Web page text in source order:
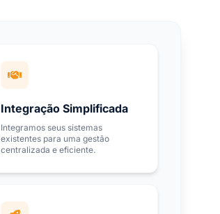
Integração Simplificada
Integramos seus sistemas
existentes para uma gestão
centralizada e eficiente.